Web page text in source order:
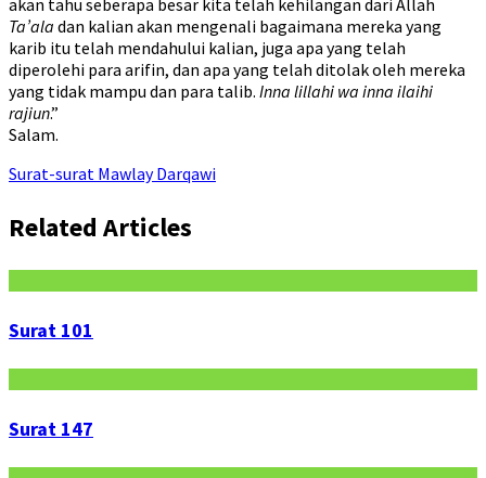
Ta’ala dan kalian akan mengenali bagaimana mereka yang
karib itu telah mendahului kalian, juga apa yang telah
diperolehi para arifin, dan apa yang telah ditolak oleh mereka
yang tidak mampu dan para talib. Inna lillahi wa inna ilaihi
rajiun.”
Salam.
Surat-surat Mawlay Darqawi
Related Articles
Surat 101
Surat 147